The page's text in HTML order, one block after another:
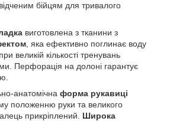
бійцям для тривалого
виготовлена з тканини з
, яка ефективно поглинає воду
великій кількості тренувань
Перфорація на долоні гарантує
анатомічна форма рукавиці
положенню руки та великого
прикріплений. Широка